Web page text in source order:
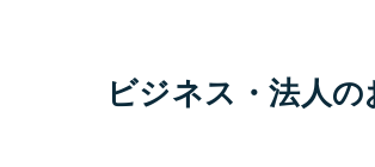
ビジネス・法人